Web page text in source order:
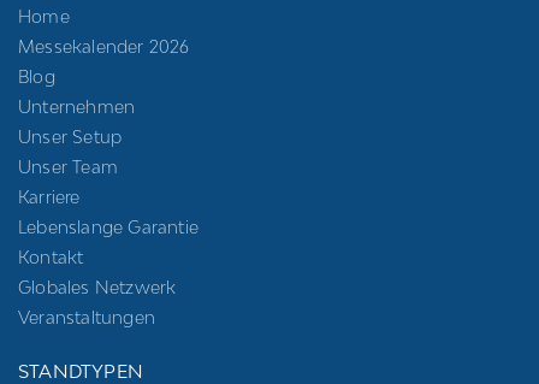
Home
Messekalender 2026
Blog
Unternehmen
Unser Setup
Unser Team
Karriere
Lebenslange Garantie
Kontakt
Globales Netzwerk
Veranstaltungen
STANDTYPEN